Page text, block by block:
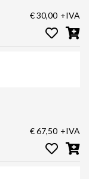
€ 30,00 +IVA
€ 67,50 +IVA